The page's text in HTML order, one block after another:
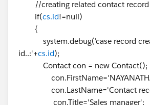
//creating related contact record
if(cs.id!=null)
{
system.debug('case record
id..:'+cs.id);
Contact con = new Contact();
con.LastName='Contact
con.Title='Sales manager';